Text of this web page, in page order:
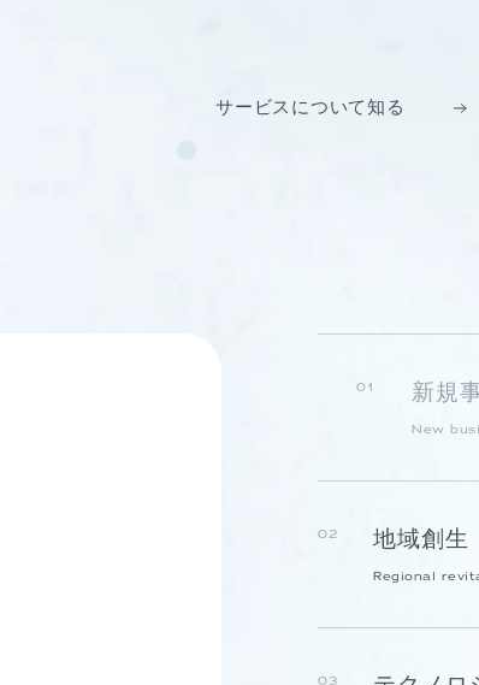
サービスについて知る
01 新規
New
02 地域創生
Regional
03